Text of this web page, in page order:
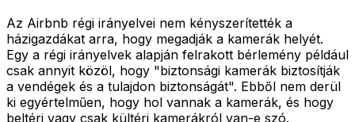
Az Airbnb régi irányelvei nem kényszerítették a
házigazdákat arra, hogy megadják a kamerák helyét.
Egy a régi irányelvek alapján felrakott bérlemény például
csak annyit közöl, hogy "biztonsági kamerák biztosítják
a vendégek és a tulajdon biztonságát". Ebből nem derül
ki egyértelműen, hogy hol vannak a kamerák, és hogy
beltéri vagy csak kültéri kamerákról van-e szó.